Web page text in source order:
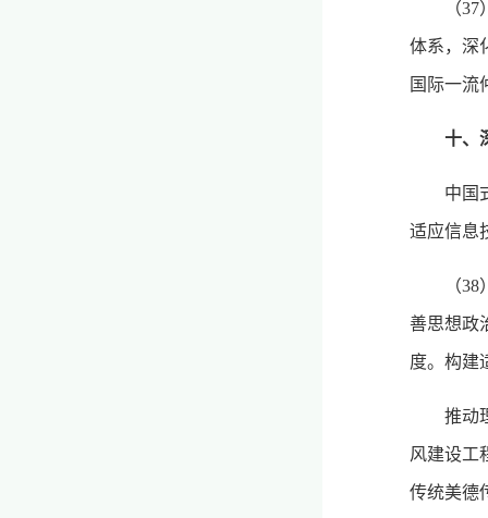
（
体系，深
国际一流
十、
中国
适应信息
（
善思想政
度。构建
推动
风建设工
传统美德